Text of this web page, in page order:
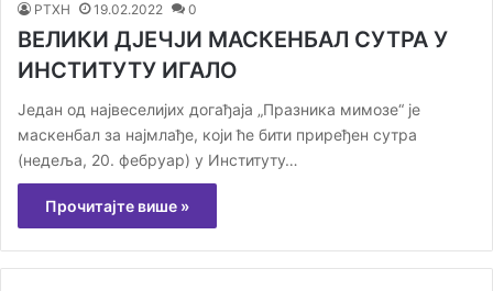
РТХН 19.02.2022 0
ВЕЛИКИ ДЈЕЧЈИ МАСКЕНБАЛ СУТРА У
ИНСТИТУТУ ИГАЛО
Један од највеселијих догађаја „Празника мимозе“ је
маскенбал за најмлађе, који ће бити приређен сутра
(недеља, 20. фебруар) у Институту…
Прочитајте више »